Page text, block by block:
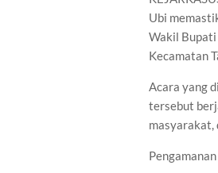
Ubi
Wakil Bupati
Kecamatan
Acara yang
tersebut
masyarakat,